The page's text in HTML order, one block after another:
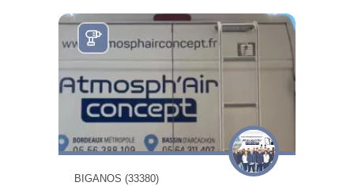
BIGANOS (33380)